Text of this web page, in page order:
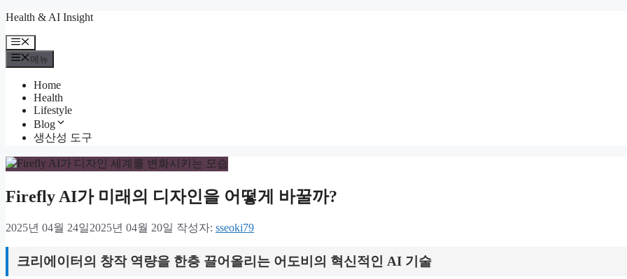
컨
츠
로
Health & AI Insight
메
뉴
메뉴
Home
Health
Lifestyle
Blog
생산성 도구
Firefly AI가 미래의 디자인을 어떻게 바꿀까?
2025년 04월 24일2025년 04월 20일 작성자: sseoki79
크리에이터의 창작 역량을 한층 끌어올리는 어도비의 혁신적인 AI 기술